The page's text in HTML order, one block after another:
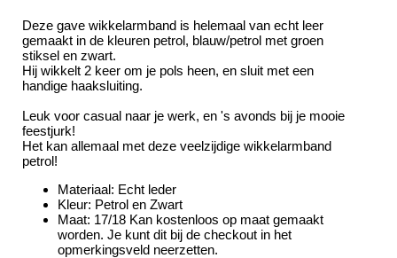
Deze gave wikkelarmband is helemaal van echt leer
gemaakt in de kleuren petrol, blauw/petrol met groen
stiksel en zwart.
Hij wikkelt 2 keer om je pols heen, en sluit met een
handige haaksluiting.
Leuk voor casual naar je werk, en 's avonds bij je mooie
feestjurk!
Het kan allemaal met deze veelzijdige wikkelarmband
petrol!
Materiaal: Echt leder
Kleur: Petrol en Zwart
Maat: 17/18 Kan kostenloos op maat gemaakt
worden. Je kunt dit bij de checkout in het
opmerkingsveld neerzetten.